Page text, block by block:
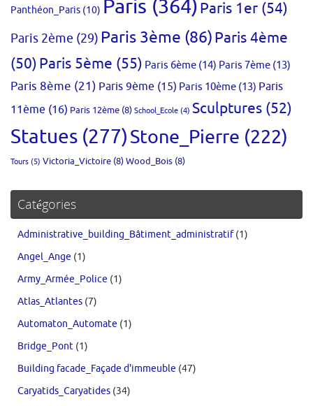
Panthéon_Paris (10) Paris (364)Paris 1er (54)
Paris 2ème (29) Paris 3ème (86)Paris 4ème
(50)Paris 5ème (55) Paris 6ème (14) Paris 7ème (13)
Paris 8ème (21) Paris 9ème (15) Paris 10ème (13) Paris
11ème (16) Paris 12ème (8) School_Ecole (4) Sculptures (52)
Statues (277)Stone_Pierre (222)
Tours (5) Victoria_Victoire (8)Wood_Bois (8)
Catégories
Administrative_building_Bâtiment_administratif(1)
Angel_Ange (1)
Army_Armée_Police (1)
Atlas_Atlantes (7)
Automaton_Automate (1)
Bridge_Pont (1)
Building facade_Façade d'immeuble (47)
Caryatids_Caryatides (34)